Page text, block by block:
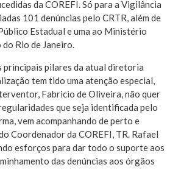
da COREFI. Só para a Vigilância
101 denúncias pelo CRTR, além de
Estadual e uma ao Ministério
Rio de Janeiro.
principais pilares da atual diretoria
tem tido uma atenção especial,
Fabricio de Oliveira, não quer
que seja identificada pelo
vem acompanhando de perto e
Coordenador da COREFI, TR. Rafael
esforços para dar todo o suporte aos
das denúncias aos órgãos